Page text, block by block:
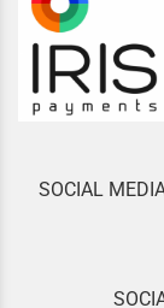
SOCIAL